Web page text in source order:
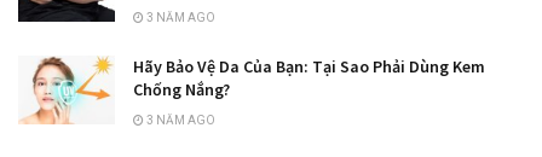
3 NĂM AGO
Hãy Bảo Vệ Da Của Bạn: Tại Sao Phải Dùng Kem
Chống Nắng?
3 NĂM AGO